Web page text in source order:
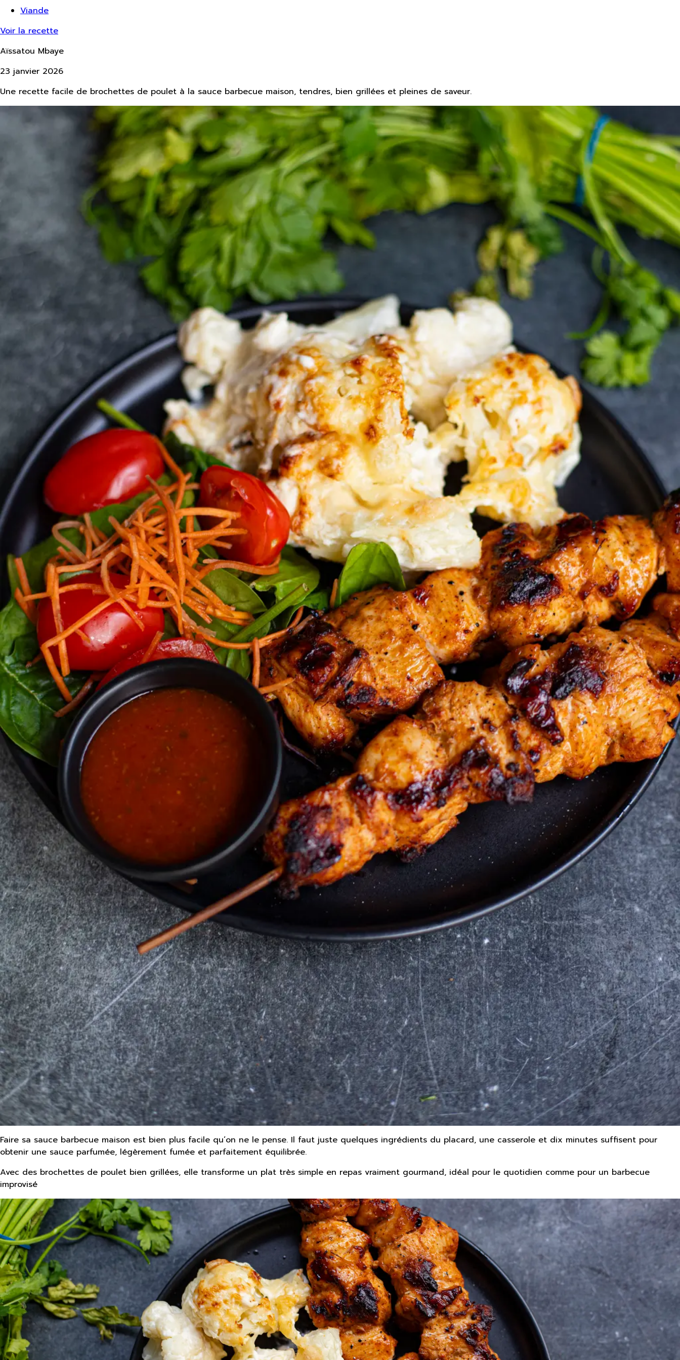
Viande
Voir la recette
Aïssatou Mbaye
23 janvier 2026
Une recette facile de brochettes de poulet à la sauce barbecue maison, tendres, bien grillées et pleines de saveur.
Faire sa sauce barbecue maison est bien plus facile qu’on ne le pense. Il faut juste quelques ingrédients du placard, une casserole et dix minutes suffisent pour
obtenir une sauce parfumée, légèrement fumée et parfaitement équilibrée.
Avec des brochettes de poulet bien grillées, elle transforme un plat très simple en repas vraiment gourmand, idéal pour le quotidien comme pour un barbecue
improvisé